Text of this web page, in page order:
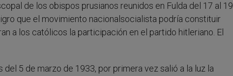
de los obispos prusianos reunidos en Fulda del 17 al 19
que el movimiento nacionalsocialista podría constituir
a los católicos la participación en el partido hitleriano. El
5 de marzo de 1933, por primera vez salió a la luz la